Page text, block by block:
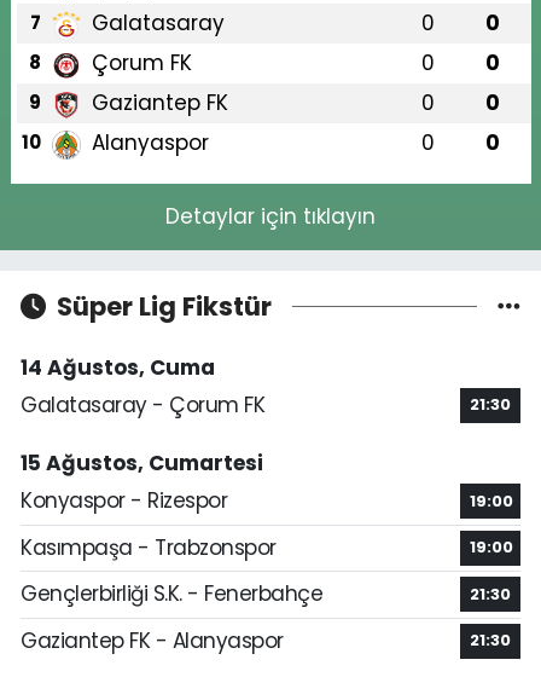
7 Galatasaray 0 0
8 Çorum FK 0 0
9 Gaziantep FK 0 0
10 Alanyaspor 0 0
Detaylar için tıklayın
Süper Lig Fikstür
14 Ağustos, Cuma
Galatasaray - Çorum FK
21:30
15 Ağustos, Cumartesi
Konyaspor - Rizespor
19:00
Kasımpaşa - Trabzonspor 19:00
Gençlerbirliği S.K. - Fenerbahçe 21:30
Gaziantep FK - Alanyaspor 21:30